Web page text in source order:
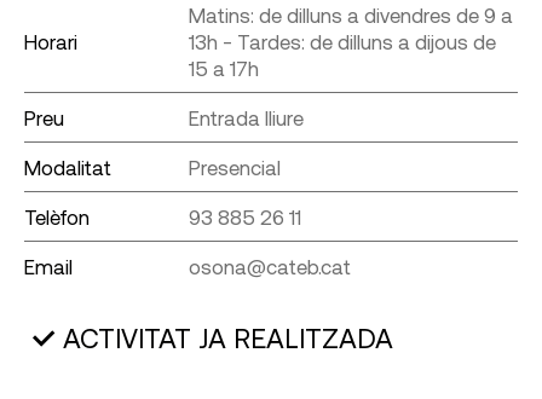
Horari
Matins: de dilluns a divendres de 9 a
13h - Tardes: de dilluns a dijous de
15 a 17h
Preu Entrada lliure
Modalitat Presencial
Telèfon 93 885 26 11
Email osona@cateb.cat
ACTIVITAT JA REALITZADA